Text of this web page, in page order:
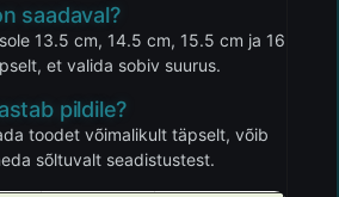
saadaval?
13.5 cm, 14.5 cm, 15.5 cm ja 16
et valida sobiv suurus.
pildile?
toodet võimalikult täpselt, võib
sõltuvalt seadistustest.